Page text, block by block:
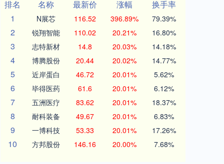
排名
名称 最新价 涨幅
换手率
1
N展芯 116.52 396.89% 79.39%
2 锐翔智能 110.02 20.21% 16.80%
3 志特新材 14.8 20.03% 14.18%
4 博腾股份 20.44 20.02% 14.77%
5 近岸蛋白 46.72 20.01% 5.62%
6 毕得医药 61.6 20.01% 6.12%
7 五洲医疗 83.62 20.01% 18.37%
8 耐科装备 49.67 20.01% 6.83%
9 一博科技 53.33 20.01% 17.26%
10 方邦股份 146.16 20.00% 7.68%